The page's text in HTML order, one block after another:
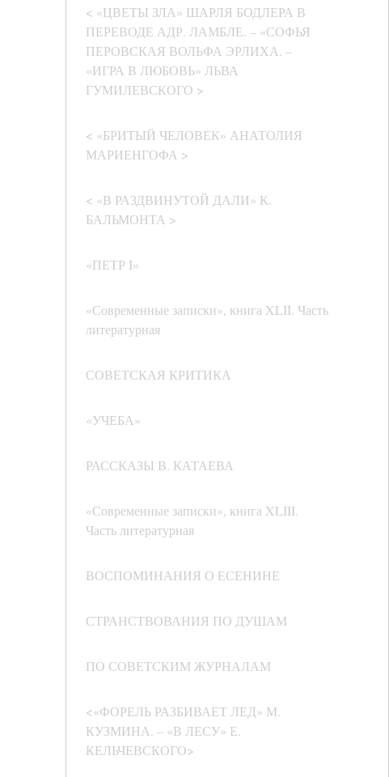
< «ЦВЕТЫ ЗЛА» ШАРЛЯ БОДЛЕРА В
ПЕРЕВОДЕ АДР. ЛАМБЛЕ. – «СОФЬЯ
ПЕРОВСКАЯ ВОЛЬФА ЭРЛИХА. –
«ИГРА В ЛЮБОВЬ» ЛЬВА
ГУМИЛЕВСКОГО >
< «БРИТЫЙ ЧЕЛОВЕК» АНАТОЛИЯ
МАРИЕНГОФА >
< «В РАЗДВИНУТОЙ ДАЛИ» К.
БАЛЬМОНТА >
«ПЕТР I»
«Современные записки», книга XLII. Часть
литературная
СОВЕТСКАЯ КРИТИКА
«УЧЕБА»
РАССКАЗЫ В. КАТАЕВА
«Современные записки», книга XLIII.
Часть литературная
ВОСПОМИНАНИЯ О ЕСЕНИНЕ
СТРАНСТВОВАНИЯ ПО ДУШАМ
ПО СОВЕТСКИМ ЖУРНАЛАМ
<«ФОРЕЛЬ РАЗБИВАЕТ ЛЕД» М.
КУЗМИНА. – «В ЛЕСУ» Е.
КЕЛЬЧЕВСКОГО>